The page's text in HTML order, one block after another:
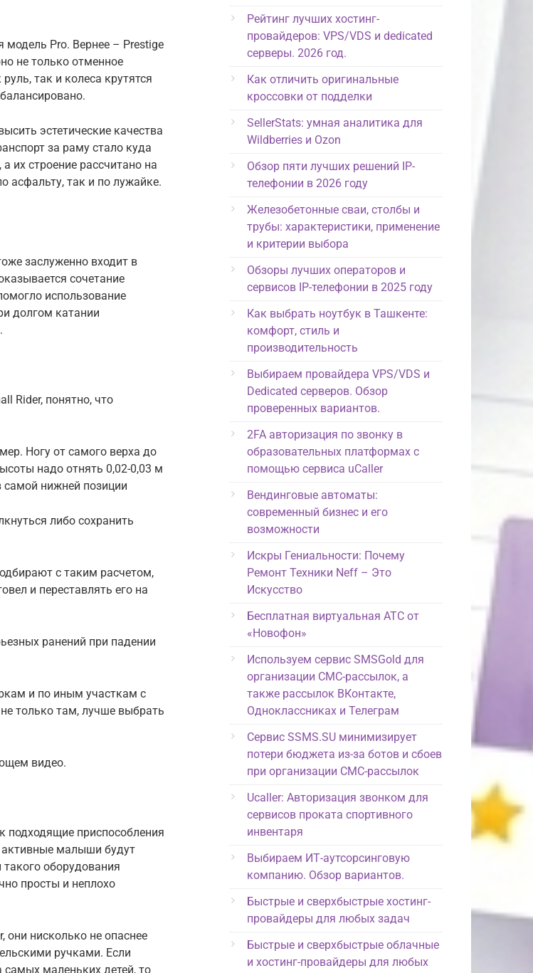
модель Pro. Вернее – Prestige
не только отменное
так и колеса крутятся
эстетические качества
за раму стало куда
их строение рассчитано на
асфальту, так и по лужайке.
заслуженно входит в
сочетание
использование
долгом катании
Rider, понятно, что
Ногу от самого верха до
надо отнять 0,02-0,03 м
самой нижней позиции
либо сохранить
с таким расчетом,
и переставлять его на
ранений при падении
и по иным участкам с
только там, лучше выбрать
видео.
подходящие приспособления
малыши будут
оборудования
просты и неплохо
они нисколько не опаснее
ручками. Если
самых маленьких детей, то
Рейтинг лучших хостинг-
провайдеров: VPS/VDS и dedicated
серверы. 2026 год.
Как отличить оригинальные
кроссовки от подделки
SellerStats: умная аналитика для
Wildberries и Ozon
Обзор пяти лучших решений IP-
телефонии в 2026 году
Железобетонные сваи, столбы и
трубы: характеристики, применение
и критерии выбора
Обзоры лучших операторов и
сервисов IP-телефонии в 2025 году
Как выбрать ноутбук в Ташкенте:
комфорт, стиль и
производительность
Выбираем провайдера VPS/VDS и
Dedicated серверов. Обзор
проверенных вариантов.
2FA авторизация по звонку в
образовательных платформах с
помощью сервиса uCaller
Вендинговые автоматы:
современный бизнес и его
возможности
Искры Гениальности: Почему
Ремонт Техники Neff – Это
Искусство
Бесплатная виртуальная АТС от
«Новофон»
Используем сервис SMSGold для
организации СМС-рассылок, а
также рассылок ВКонтакте,
Одноклассниках и Телеграм
Сервис SSMS.SU минимизирует
потери бюджета из-за ботов и сбоев
при организации СМС-рассылок
Ucaller: Авторизация звонком для
сервисов проката спортивного
инвентаря
Выбираем ИТ-аутсорсинговую
компанию. Обзор вариантов.
Быстрые и сверхбыстрые хостинг-
провайдеры для любых задач
Быстрые и сверхбыстрые облачные
и хостинг-провайдеры для любых